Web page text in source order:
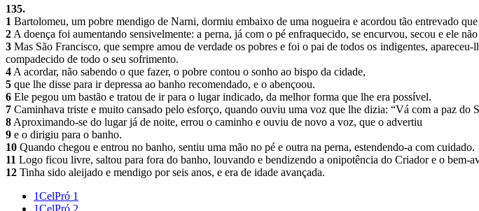
135.
1 Bartolomeu, um pobre mendigo de Narni, dormiu embaixo de uma nogueira e acordou tão entrevado
2 A doença foi aumentando sensivelmente: a perna, já com o pé enfraquecido, se encurvou, secou e ele
3 Mas São Francisco, que sempre amou de verdade os pobres e foi o pai de todos os indigentes,
compadecido de todo o seu sofrimento.
4 A acordar, não sabendo o que fazer, o pobre contou o sonho ao bispo da cidade,
5 que lhe disse para ir depressa ao banho recomendado, e o abençoou.
6 Ele pegou um bastão e tratou de ir para o lugar indicado, da melhor forma que lhe era possível.
7 Caminhava triste e muito cansado pelo esforço, quando ouviu uma voz que lhe dizia: “Vá com a paz do
8 Aproximando-se do lugar já de noite, errou o caminho e ouviu de novo a voz, que o advertiu
9 e o dirigiu para o banho.
10 Quando chegou e entrou no banho, sentiu uma mão no pé e outra na perna, estendendo-a com cuidado.
11 Logo ficou livre, saltou para fora do banho, louvando e bendizendo a onipotência do Criador e o bem-
12 Tinha sido aleijado e mendigo por seis anos, e era de idade avançada.
1CelPró 1
1CelPró 2